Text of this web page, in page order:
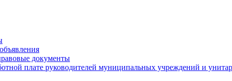
документы
плате руководителей муниципальных учреждений и